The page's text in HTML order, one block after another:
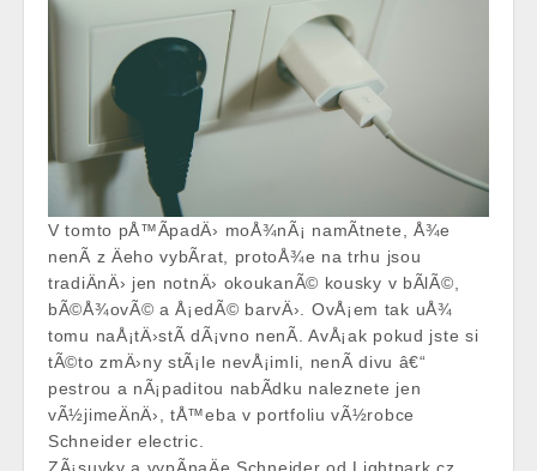
V tomto pÅ™Ã­padÄ› moÅ¾nÃ¡ namÃ­tnete, Å¾e
nenÃ­ z Äeho vybÃ­rat, protoÅ¾e na trhu jsou
tradiÄnÄ› jen notnÄ› okoukanÃ© kousky v bÃ­lÃ©,
bÃ©Å¾ovÃ© a Å¡edÃ© barvÄ›. OvÅ¡em tak uÅ¾
tomu naÅ¡tÄ›stÃ­ dÃ¡vno nenÃ­. AvÅ¡ak pokud jste si
tÃ©to zmÄ›ny stÃ¡le nevÅ¡imli, nenÃ­ divu â€“
pestrou a nÃ¡paditou nabÃ­dku naleznete jen
vÃ½jimeÄnÄ›, tÅ™eba v portfoliu vÃ½robce
Schneider electric.